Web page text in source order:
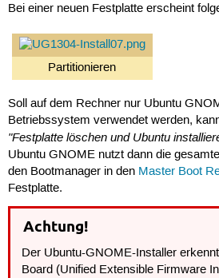
Bei einer neuen Festplatte erscheint
Partitionieren
Soll auf dem Rechner nur Ubuntu
Betriebssystem verwendet werden,
"Festplatte löschen und Ubuntu
Ubuntu GNOME nutzt dann die
den Bootmanager in den Master Boot
Festplatte.
Achtung!
Der Ubuntu-GNOME-Installer
Board (Unified Extensible Firmware